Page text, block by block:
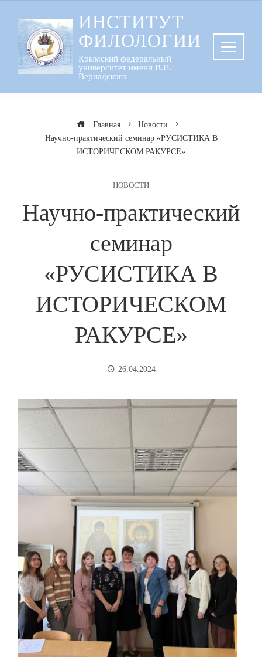
содержанию
ИНСТИТУТ
ФИЛОЛОГИИ
Крымский федеральный
университет имени В.И.
Вернадского
Главная
Новости
Научно-практический семинар «РУСИСТИКА В
ИСТОРИЧЕСКОМ РАКУРСЕ»
НОВОСТИ
Научно-практический
семинар
«РУСИСТИКА В
ИСТОРИЧЕСКОМ
РАКУРСЕ»
26.04.2024